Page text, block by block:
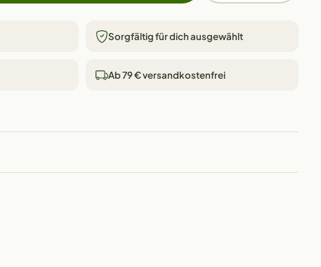
Sorgfältig für dich ausgewählt
Ab 79 € versandkostenfrei